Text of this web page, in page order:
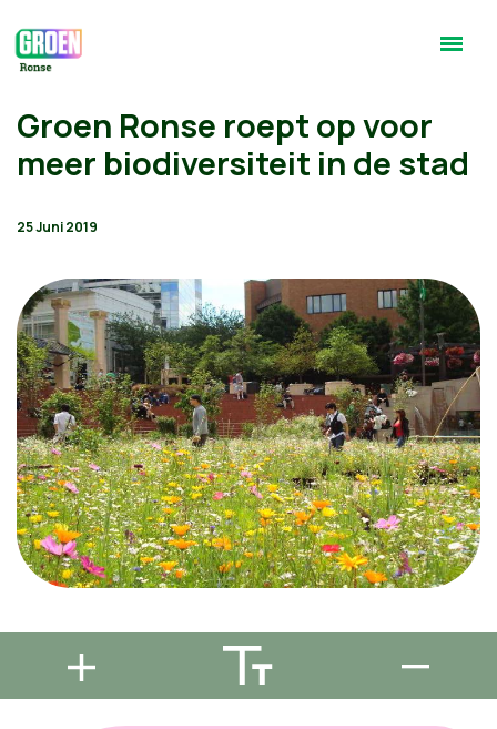
Groen Ronse roept op voor
meer biodiversiteit in de stad
25 Juni 2019